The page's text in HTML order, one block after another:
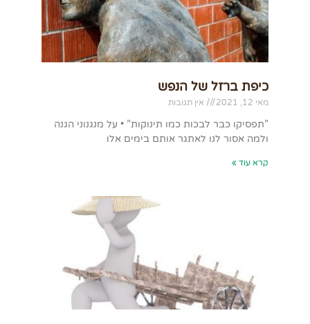
כיפת ברזל של הנפש
מאי 12, 2021 אין תגובות
”תפסיקו כבר לבכות כמו תינוקות” • על מנגנוני הגנה
ולמה אסור לנו לאתגר אותם בימים אלו
קרא עוד »